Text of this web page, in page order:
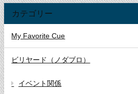
カテゴリー
My Favorite Cue
ビリヤード（ノダブロ）
イベント関係